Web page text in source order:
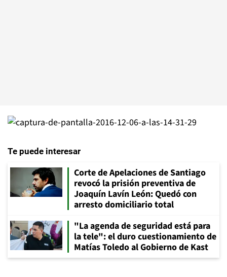
Te puede interesar
Corte de Apelaciones de Santiago
revocó la prisión preventiva de
Joaquín Lavín León: Quedó con
arresto domiciliario total
"La agenda de seguridad está para
la tele": el duro cuestionamiento de
Matías Toledo al Gobierno de Kast